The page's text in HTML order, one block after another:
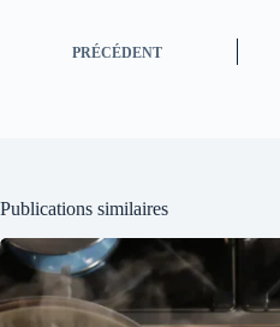
PRÉCÉDENT
Publications similaires